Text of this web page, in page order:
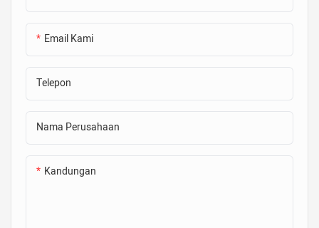
Email Kami
Telepon
Nama Perusahaan
Kandungan
aplikasi infrastruktur lainnya.
bergelombang dengan diameter
menyematkan pipa
bergelombang ke dalam elemen